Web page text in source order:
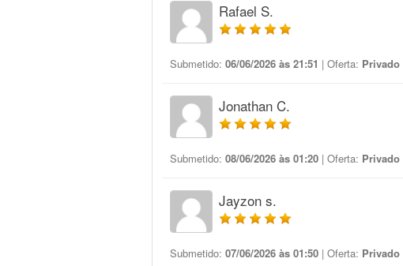
Rafael S.
Submetido: 06/06/2026 às 21:51 | Oferta: Privado
Jonathan C.
Submetido: 08/06/2026 às 01:20 | Oferta: Privado
Jayzon s.
Submetido: 07/06/2026 às 01:50 | Oferta: Privado